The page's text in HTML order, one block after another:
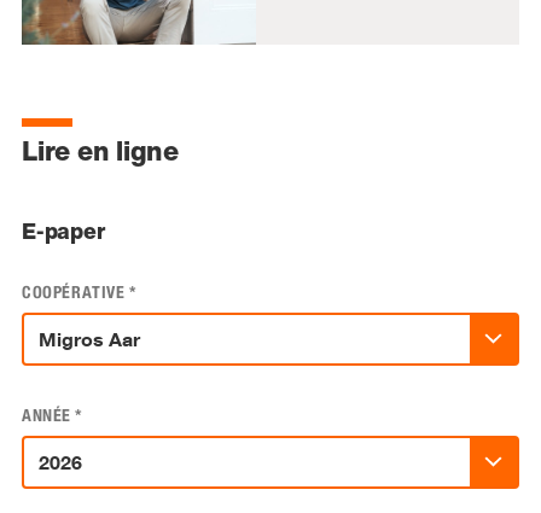
Lire en ligne
E-paper
COOPÉRATIVE *
ANNÉE *